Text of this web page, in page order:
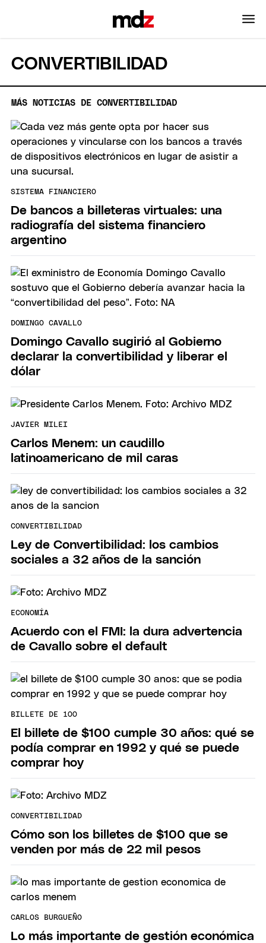
CONVERTIBILIDAD
MÁS NOTICIAS DE CONVERTIBILIDAD
SISTEMA FINANCIERO
De bancos a billeteras virtuales: una
radiografía del sistema financiero
argentino
DOMINGO CAVALLO
Domingo Cavallo sugirió al Gobierno
declarar la convertibilidad y liberar el
dólar
JAVIER MILEI
Carlos Menem: un caudillo
latinoamericano de mil caras
CONVERTIBILIDAD
Ley de Convertibilidad: los cambios
sociales a 32 años de la sanción
ECONOMÍA
Acuerdo con el FMI: la dura advertencia
de Cavallo sobre el default
BILLETE DE 100
El billete de $100 cumple 30 años: qué se
podía comprar en 1992 y qué se puede
comprar hoy
CONVERTIBILIDAD
Cómo son los billetes de $100 que se
venden por más de 22 mil pesos
CARLOS BURGUEÑO
Lo más importante de gestión económica